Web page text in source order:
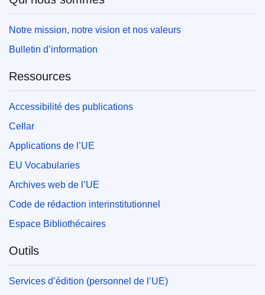
Notre mission, notre vision et nos valeurs
Bulletin d’information
Ressources
Accessibilité des publications
Cellar
Applications de l’UE
EU Vocabularies
Archives web de l’UE
Code de rédaction interinstitutionnel
Espace Bibliothécaires
Outils
Services d’édition (personnel de l’UE)